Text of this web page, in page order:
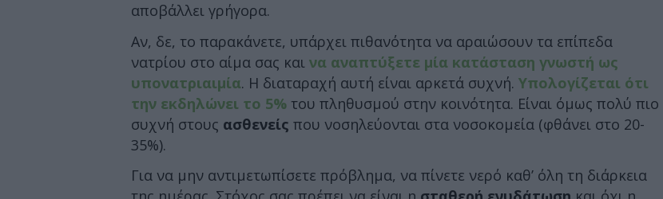
αποβάλλει γρήγορα.
Αν, δε, το παρακάνετε, υπάρχει πιθανότητα να αραιώσουν τα επίπεδα
νατρίου στο αίμα σας και να αναπτύξετε μία κατάσταση γνωστή ως
υπονατριαιμία. Η διαταραχή αυτή είναι αρκετά συχνή. Υπολογίζεται ότι
την εκδηλώνει το 5% του πληθυσμού στην κοινότητα. Είναι όμως πολύ πιο
συχνή στους ασθενείς που νοσηλεύονται στα νοσοκομεία (φθάνει στο 20-
35%).
Για να μην αντιμετωπίσετε πρόβλημα, να πίνετε νερό καθ’ όλη τη διάρκεια